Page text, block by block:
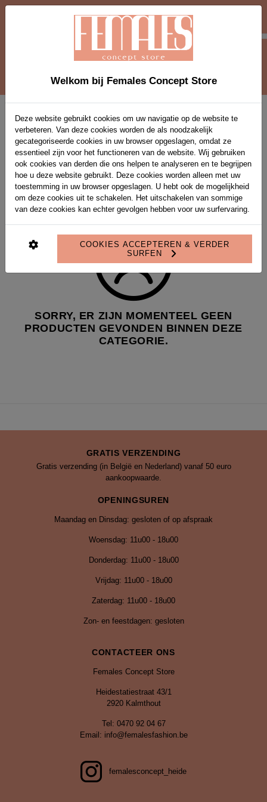
STUKS MET VOUCHERCODE EXTRA10
PRODUCT FILTERS
Gevonden producten: 0
SORRY, ER ZIJN MOMENTEEL GEEN
PRODUCTEN GEVONDEN BINNEN DEZE
CATEGORIE.
GRATIS VERZENDING
Gratis verzending (in België en Nederland) vanaf 50 euro
aankoopwaarde.
OPENINGSUREN
Maandag en Dinsdag: gesloten of op afspraak
Woensdag: 11u00 - 18u00
Donderdag: 11u00 - 18u00
Vrijdag: 11u00 - 18u00
Zaterdag: 11u00 - 18u00
Zon- en feestdagen: gesloten
CONTACTEER ONS
Females Concept Store
Heidestatiestraat 43/1
2920 Kalmthout
Tel: 0470 92 04 67
Email: info@femalesfashion.be
femalesconcept_heide
Welkom bij Females Concept Store
Deze website gebruikt cookies om uw navigatie op de website te
verbeteren. Van deze cookies worden de als noodzakelijk
gecategoriseerde cookies in uw browser opgeslagen, omdat ze
essentieel zijn voor het functioneren van de website. Wij gebruiken
ook cookies van derden die ons helpen te analyseren en te begrijpen
hoe u deze website gebruikt. Deze cookies worden alleen met uw
toestemming in uw browser opgeslagen. U hebt ook de mogelijkheid
om deze cookies uit te schakelen. Het uitschakelen van sommige
van deze cookies kan echter gevolgen hebben voor uw surfervaring.
COOKIES ACCEPTEREN & VERDER
SURFEN